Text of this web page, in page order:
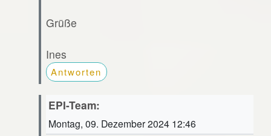
Grüße
Ines
Antworten
EPI-Team:
Montag, 09. Dezember 2024 12:46